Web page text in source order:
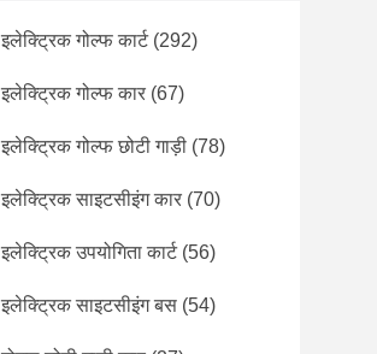
इलेक्ट्रिक गोल्फ कार्ट(292)
इलेक्ट्रिक गोल्फ कार (67)
इलेक्ट्रिक गोल्फ छोटी गाड़ी (78)
इलेक्ट्रिक साइटसीइंग कार (70)
इलेक्ट्रिक उपयोगिता कार्ट(56)
इलेक्ट्रिक साइटसीइंग बस (54)